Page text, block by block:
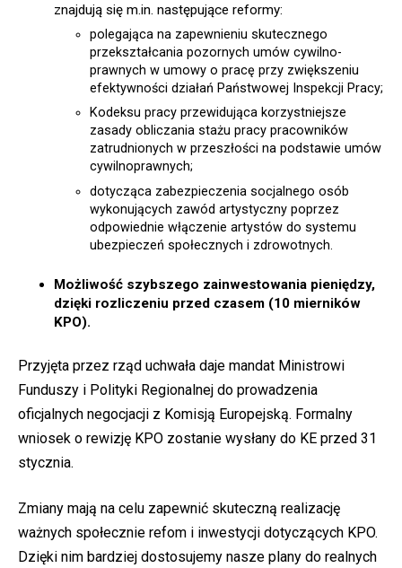
znajdują się m.in. następujące reformy:
polegająca na zapewnieniu skutecznego
przekształcania pozornych umów cywilno-
prawnych w umowy o pracę przy zwiększeniu
efektywności działań Państwowej Inspekcji Pracy;
Kodeksu pracy przewidująca korzystniejsze
zasady obliczania stażu pracy pracowników
zatrudnionych w przeszłości na podstawie umów
cywilnoprawnych;
dotycząca zabezpieczenia socjalnego osób
wykonujących zawód artystyczny poprzez
odpowiednie włączenie artystów do systemu
ubezpieczeń społecznych i zdrowotnych.
Możliwość szybszego zainwestowania pieniędzy,
dzięki rozliczeniu przed czasem (10 mierników
KPO).
Przyjęta przez rząd uchwała daje mandat Ministrowi
Funduszy i Polityki Regionalnej do prowadzenia
oficjalnych negocjacji z Komisją Europejską. Formalny
wniosek o rewizję KPO zostanie wysłany do KE przed 31
stycznia.
Zmiany mają na celu zapewnić skuteczną realizację
ważnych społecznie refom i inwestycji dotyczących KPO.
Dzięki nim bardziej dostosujemy nasze plany do realnych